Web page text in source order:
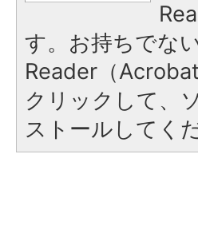
す。お持ちでな
Reader（
クリックして、
ストールしてく